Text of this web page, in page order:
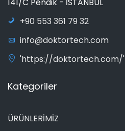
+90 553 361 79 32
info@doktortech.com
'https://doktortech.com/'
Kategoriler
ÜRÜNLERİMİZ